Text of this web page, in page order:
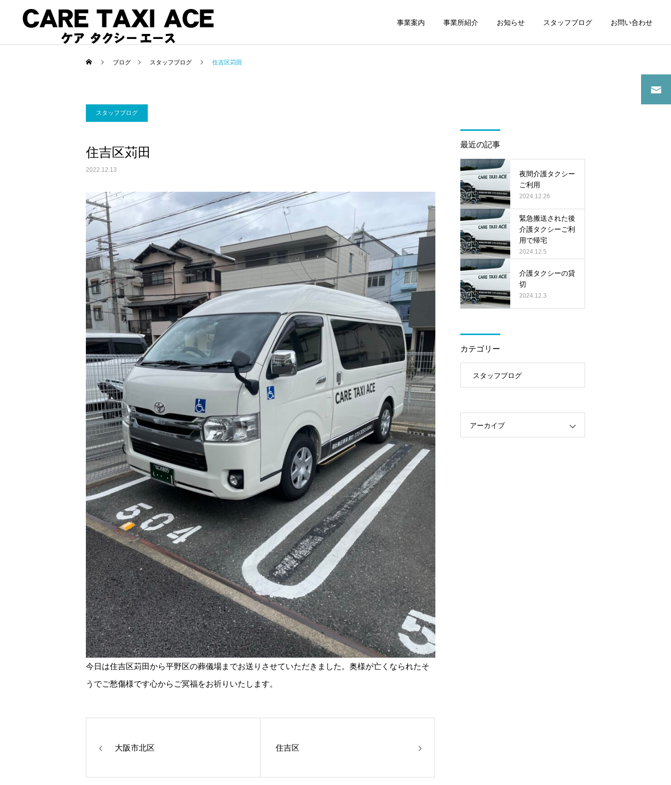
事業案内 事業所紹介 お知らせ スタッフブログ お問い合わせ
夜間介護タクシーご利用
通院
ブログ スタッフブログ 住吉区苅田
スタッフブログ
住吉区苅田
2022.12.13
今日は住吉区苅田から平野区の葬儀場までお送りさせていただきました。奥様が亡くなられたそ
うでご愁傷様です心からご冥福をお祈りいたします。
大阪市北区 住吉区
最近の記事
夜間介護タクシー
ご利用
2024.12.26
緊急搬送された後
介護タクシーご利
用で帰宅
2024.12.5
介護タクシーの貸
切
2024.12.3
カテゴリー
スタッフブログ
アーカイブ